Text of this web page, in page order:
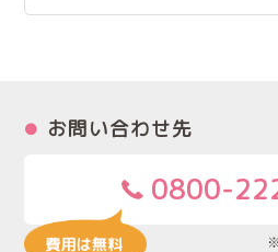
お問い合わせ先
0800-